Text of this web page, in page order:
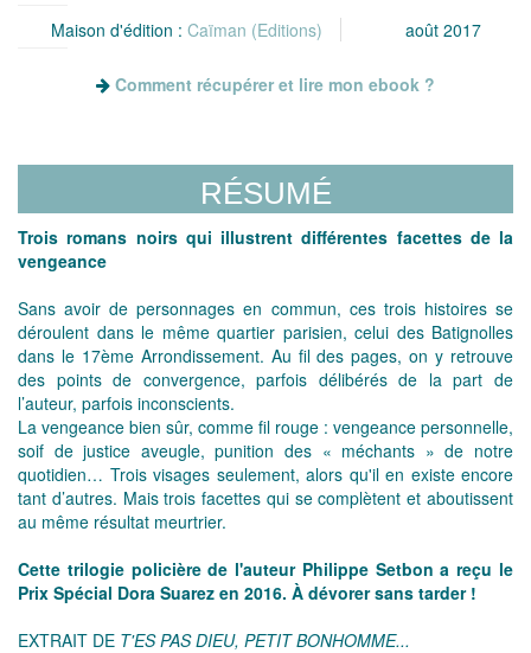
Maison d'édition : Caïman (Editions) août 2017
Comment récupérer et lire mon ebook ?
RÉSUMÉ
Trois romans noirs qui illustrent différentes facettes de la
vengeance
Sans avoir de personnages en commun, ces trois histoires se
déroulent dans le même quartier parisien, celui des Batignolles
dans le 17ème Arrondissement. Au fil des pages, on y retrouve
des points de convergence, parfois délibérés de la part de
l’auteur, parfois inconscients.
La vengeance bien sûr, comme fil rouge : vengeance personnelle,
soif de justice aveugle, punition des « méchants » de notre
quotidien… Trois visages seulement, alors qu'il en existe encore
tant d’autres. Mais trois facettes qui se complètent et aboutissent
au même résultat meurtrier.
Cette trilogie policière de l'auteur Philippe Setbon a reçu le
Prix Spécial Dora Suarez en 2016. À dévorer sans tarder !
EXTRAIT DE T'ES PAS DIEU, PETIT BONHOMME...